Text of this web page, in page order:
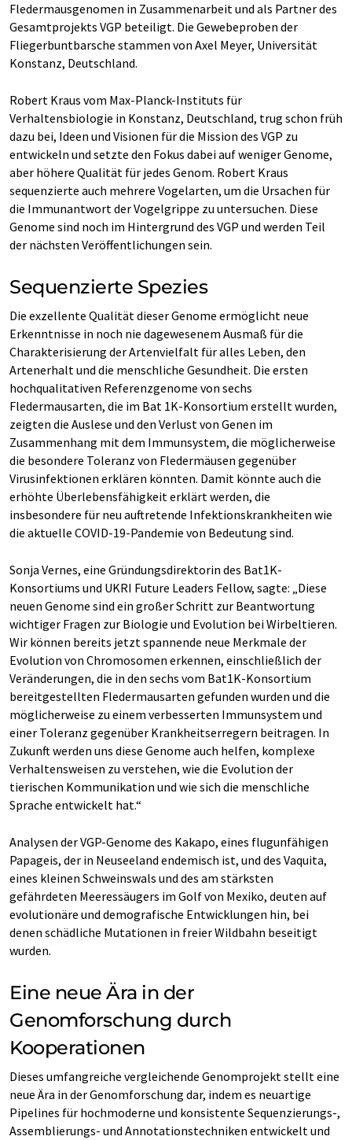
Fledermausgenomen in Zusammenarbeit und als Partner des
Gesamtprojekts VGP beteiligt. Die Gewebeproben der
Fliegerbuntbarsche stammen von Axel Meyer, Universität
Konstanz, Deutschland.
Robert Kraus vom Max-Planck-Instituts für
Verhaltensbiologie in Konstanz, Deutschland, trug schon früh
dazu bei, Ideen und Visionen für die Mission des VGP zu
entwickeln und setzte den Fokus dabei auf weniger Genome,
aber höhere Qualität für jedes Genom. Robert Kraus
sequenzierte auch mehrere Vogelarten, um die Ursachen für
die Immunantwort der Vogelgrippe zu untersuchen. Diese
Genome sind noch im Hintergrund des VGP und werden Teil
der nächsten Veröffentlichungen sein.
Sequenzierte Spezies
Die exzellente Qualität dieser Genome ermöglicht neue
Erkenntnisse in noch nie dagewesenem Ausmaß für die
Charakterisierung der Artenvielfalt für alles Leben, den
Artenerhalt und die menschliche Gesundheit. Die ersten
hochqualitativen Referenzgenome von sechs
Fledermausarten, die im Bat 1K-Konsortium erstellt wurden,
zeigten die Auslese und den Verlust von Genen im
Zusammenhang mit dem Immunsystem, die möglicherweise
die besondere Toleranz von Fledermäusen gegenüber
Virusinfektionen erklären könnten. Damit könnte auch die
erhöhte Überlebensfähigkeit erklärt werden, die
insbesondere für neu auftretende Infektionskrankheiten wie
die aktuelle COVID-19-Pandemie von Bedeutung sind.
Sonja Vernes, eine Gründungsdirektorin des Bat1K-
Konsortiums und UKRI Future Leaders Fellow, sagte: „Diese
neuen Genome sind ein großer Schritt zur Beantwortung
wichtiger Fragen zur Biologie und Evolution bei Wirbeltieren.
Wir können bereits jetzt spannende neue Merkmale der
Evolution von Chromosomen erkennen, einschließlich der
Veränderungen, die in den sechs vom Bat1K-Konsortium
bereitgestellten Fledermausarten gefunden wurden und die
möglicherweise zu einem verbesserten Immunsystem und
einer Toleranz gegenüber Krankheitserregern beitragen. In
Zukunft werden uns diese Genome auch helfen, komplexe
Verhaltensweisen zu verstehen, wie die Evolution der
tierischen Kommunikation und wie sich die menschliche
Sprache entwickelt hat.“
Analysen der VGP-Genome des Kakapo, eines flugunfähigen
Papageis, der in Neuseeland endemisch ist, und des Vaquita,
eines kleinen Schweinswals und des am stärksten
gefährdeten Meeressäugers im Golf von Mexiko, deuten auf
evolutionäre und demografische Entwicklungen hin, bei
denen schädliche Mutationen in freier Wildbahn beseitigt
wurden.
Eine neue Ära in der
Genomforschung durch
Kooperationen
Dieses umfangreiche vergleichende Genomprojekt stellt eine
neue Ära in der Genomforschung dar, indem es neuartige
Pipelines für hochmoderne und konsistente Sequenzierungs-,
Assemblierungs- und Annotationstechniken entwickelt und